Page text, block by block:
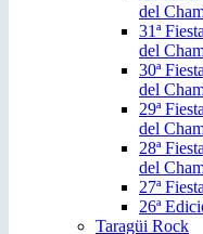
del
31ª
del
30ª
del
29ª
del
28ª
del
27ª
26ª
Taragüi Rock